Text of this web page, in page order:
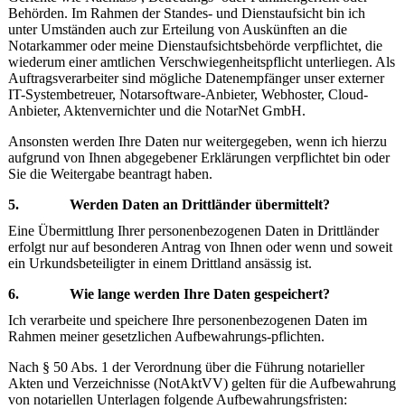
Behörden. Im Rahmen der Standes- und Dienstaufsicht bin ich
unter Umständen auch zur Erteilung von Auskünften an die
Notarkammer oder meine Dienstaufsichtsbehörde verpflichtet, die
wiederum einer amtlichen Verschwiegenheitspflicht unterliegen. Als
Auftragsverarbeiter sind mögliche Datenempfänger unser externer
IT-Systembetreuer, Notarsoftware-Anbieter, Webhoster, Cloud-
Anbieter, Aktenvernichter und die NotarNet GmbH.
Ansonsten werden Ihre Daten nur weitergegeben, wenn ich hierzu
aufgrund von Ihnen abgegebener Erklärungen verpflichtet bin oder
Sie die Weitergabe beantragt haben.
5. Werden Daten an Drittländer übermittelt?
Eine Übermittlung Ihrer personenbezogenen Daten in Drittländer
erfolgt nur auf besonderen Antrag von Ihnen oder wenn und soweit
ein Urkundsbeteiligter in einem Drittland ansässig ist.
6. Wie lange werden Ihre Daten gespeichert?
Ich verarbeite und speichere Ihre personenbezogenen Daten im
Rahmen meiner gesetzlichen Aufbewahrungs-pflichten.
Nach § 50 Abs. 1 der Verordnung über die Führung notarieller
Akten und Verzeichnisse (NotAktVV) gelten für die Aufbewahrung
von notariellen Unterlagen folgende Aufbewahrungsfristen: